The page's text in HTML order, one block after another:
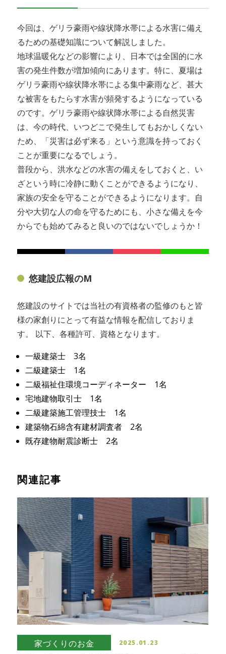
今回は、ゲリラ豪雨や線状降水帯による水害に備え
るための基礎知識について解説しました。
地球温暖化などの影響により、日本では全国的に水
害の発生件数が増加傾向にあります。特に、夏場は
ゲリラ豪雨や線状降水帯による集中豪雨など、甚大
な被害をもたらす水害が頻発するようになっている
のです。ゲリラ豪雨や線状降水帯による自然災害
は、今の時代、いつどこで発生してもおかしくない
ため、「災害は必ず来る」という意識を持っておく
ことが重要になるでしょう。
普段から、洪水などの水害の備えをしておくと、い
ざという時に冷静に動くことができるようになり、
家族の安全を守ることができるようになります。自
分や大切な人の命を守るためにも、小さな備えを今
からでも始めてみると良いのではないでしょうか！
悠建設広報のM
悠建設のサイトでは当社の有資格者の監修のもと皆
様の家創りにとって有益な情報を配信しておりま
す。 以下、各種許可、資格となります。
一級建築士 3名
二級建築士 1名
二級福祉住環境コーディネーター 1名
宅地建物取引士 1名
二級建築施工管理技士 1名
建築物石綿含有建材調査者 2名
既存建物耐震診断士 2名
関連記事
家づくりのお金 2025.01.23